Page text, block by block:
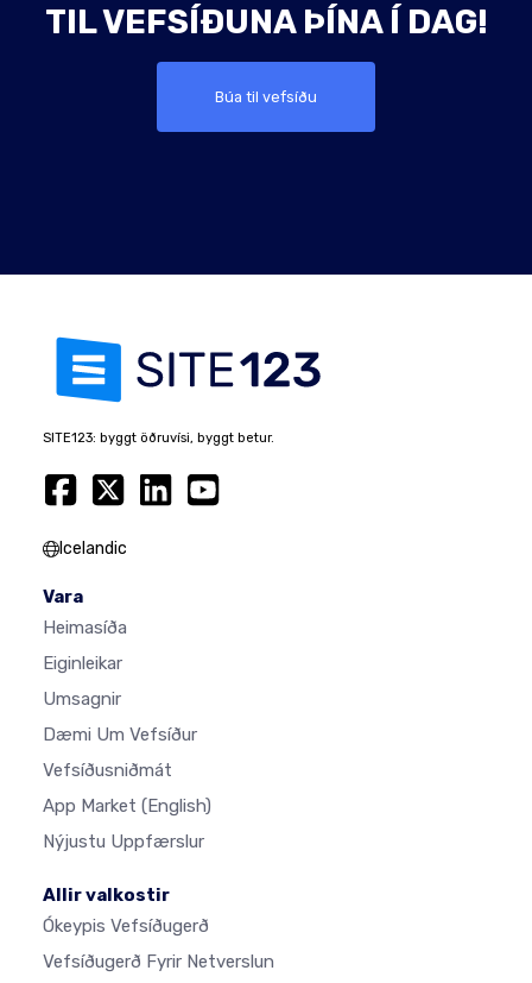
TIL VEFSÍÐUNA ÞÍNA Í DAG!
Búa til vefsíðu
SITE123: byggt öðruvísi, byggt betur.
Icelandic
Vara
Heimasíða
Eiginleikar
Umsagnir
Dæmi Um Vefsíður
Vefsíðusniðmát
App Market (English)
Nýjustu Uppfærslur
Allir valkostir
Ókeypis Vefsíðugerð
Vefsíðugerð Fyrir Netverslun